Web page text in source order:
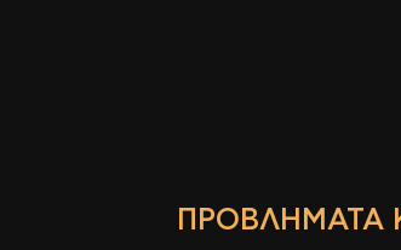
ΠΡΟΒΛΉΜΑΤΑ